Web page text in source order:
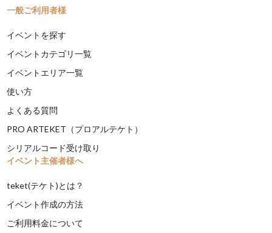
一般ご利用者様
イベントを探す
イベントカテゴリ一覧
イベントエリア一覧
使い方
よくある質問
PRO ARTEKET（プロアルテケト）
シリアルコード受け取り
イベント主催者様へ
teket(テケト)とは？
イベント作成の方法
ご利用料金について